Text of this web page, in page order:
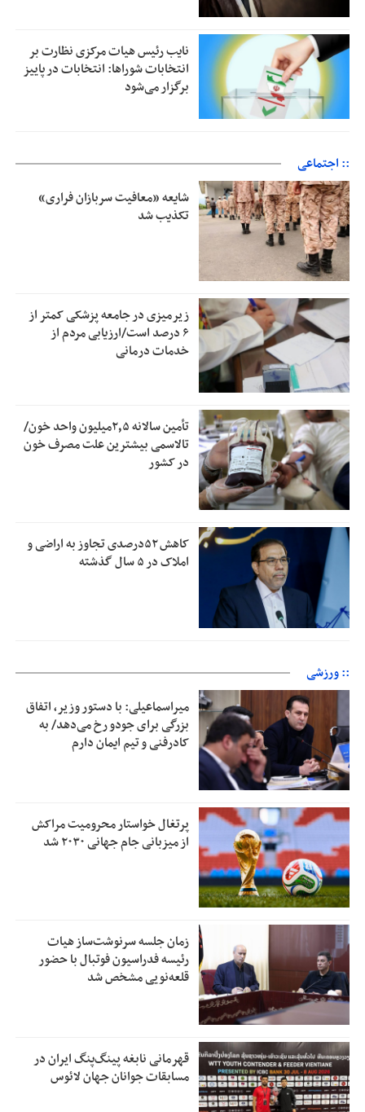
نایب رئیس هیات مرکزی نظارت بر
انتخابات شوراها: انتخابات در پاییز
برگزار می‌شود
:: اجتماعی
شایعه «معافیت سربازان فراری»
تکذیب شد
زیرمیزی در جامعه پزشکی کمتر از
۶ درصد است/ارزیابی مردم از
خدمات درمانی
تأمین سالانه ۲٫۵میلیون واحد خون/
تالاسمی بیشترین علت مصرف‌ خون
در کشور
کاهش ۵۲درصدی تجاوز به اراضی و
املاک در ۵ سال گذشته
:: ورزشی
میراسماعیلی: با دستور وزیر، اتفاق
بزرگی برای جودو رخ می‌دهد/ به
کادرفنی و تیم ایمان دارم
پرتغال خواستار محرومیت مراکش
از میزبانی جام جهانی ۲۰۳۰ شد
زمان جلسه سرنوشت‌ساز هیات
رئیسه فدراسیون فوتبال با حضور
قلعه‌نویی مشخص شد
قهرمانی نابغه پینگ‌پنگ ایران در
مسابقات جوانان جهان لائوس